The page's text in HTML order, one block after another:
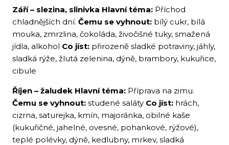
Září – slezina, slinivka Hlavní téma: Příchod
chladnějších dní. Čemu se vyhnout: bílý cukr, bílá
mouka, zmrzlina, čokoláda, živočišné tuky, smažená
jídla, alkohol Co jíst: přirozeně sladké potraviny, jáhly,
sladká rýže, žlutá zelenina, dýně, brambory, kukuřice,
cibule
Říjen – žaludek Hlavní téma: Příprava na zimu.
Čemu se vyhnout: studené saláty Co jíst: hrách,
cizrna, saturejka, kmín, majoránka, obilné kaše
(kukuřičné, jahelné, ovesné, pohankové, rýžové),
teplé polévky, dýně, kedlubny, mrkev, sladká